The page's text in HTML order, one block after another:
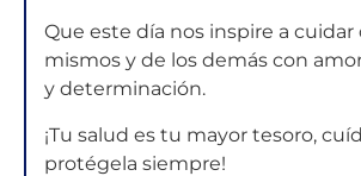
Que este día nos inspire a
mismos y de los demás con
y determinación.
¡Tu salud es tu mayor tesoro,
protégela siempre!